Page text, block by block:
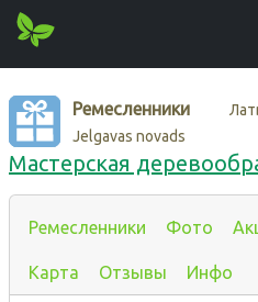
Ремесленники
Jelgavas novads
Мастерская
Ремесленники Фото
Карта Отзывы Инфо